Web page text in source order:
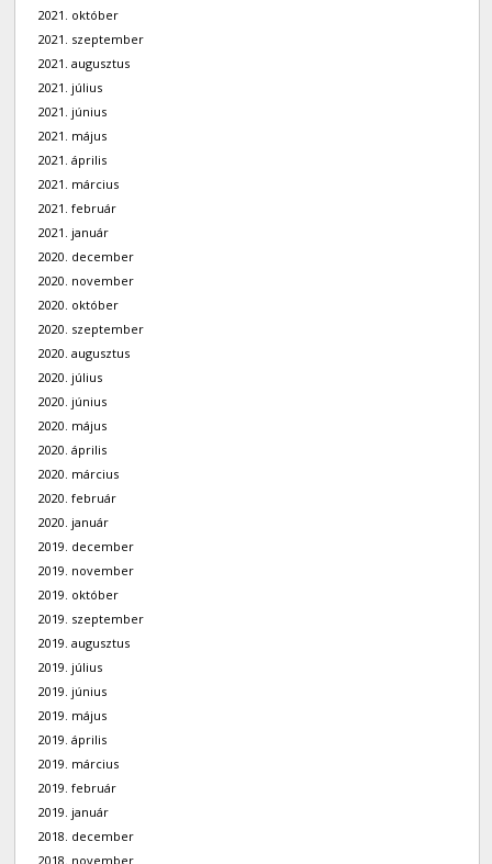
2021. október
2021. szeptember
2021. augusztus
2021. július
2021. június
2021. május
2021. április
2021. március
2021. február
2021. január
2020. december
2020. november
2020. október
2020. szeptember
2020. augusztus
2020. július
2020. június
2020. május
2020. április
2020. március
2020. február
2020. január
2019. december
2019. november
2019. október
2019. szeptember
2019. augusztus
2019. július
2019. június
2019. május
2019. április
2019. március
2019. február
2019. január
2018. december
2018. november